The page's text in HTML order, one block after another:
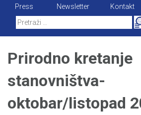
Press Newsletter
Kontakt
Prirodno kretanje
stanovništva-
oktobar/listopad